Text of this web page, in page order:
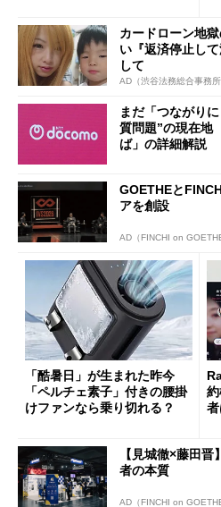
カードローン地
い『返済停止し
して
AD（渋谷法務総合事務所
まだ「つながり
質問題”の現在
ば」の詳細解説
GOETHEと
アを創設
AD（FINCHI on
「酷暑日」が生まれた昨今
「ペルチェ素子」付きの腰掛
けファンなら乗り切れる？
【見城徹×藤田
者の本質
AD（FINCHI on